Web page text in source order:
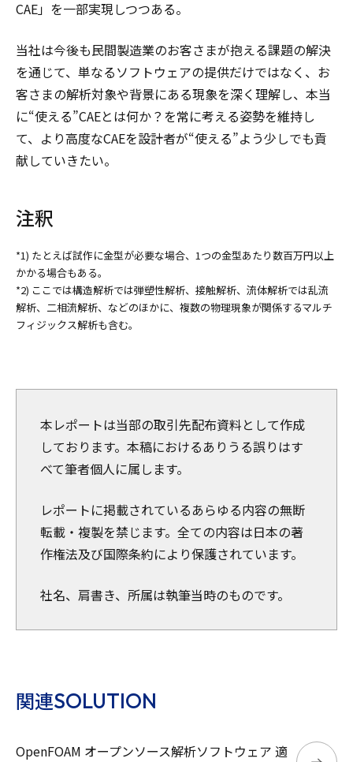
CAE」を一部実現しつつある。
当社は今後も民間製造業のお客さまが抱える課題の解決
を通じて、単なるソフトウェアの提供だけではなく、お
客さまの解析対象や背景にある現象を深く理解し、本当
に“使える”CAEとは何か？を常に考える姿勢を維持し
て、より高度なCAEを設計者が“使える”よう少しでも貢
献していきたい。
注釈
*1) たとえば試作に金型が必要な場合、1つの金型あたり数百万円以上
かかる場合もある。
*2) ここでは構造解析では弾塑性解析、接触解析、流体解析では乱流
解析、二相流解析、などのほかに、複数の物理現象が関係するマルチ
フィジックス解析も含む。
本レポートは当部の取引先配布資料として作成
しております。本稿におけるありうる誤りはす
べて筆者個人に属します。
レポートに掲載されているあらゆる内容の無断
転載・複製を禁じます。全ての内容は日本の著
作権法及び国際条約により保護されています。
社名、肩書き、所属は執筆当時のものです。
関連SOLUTION
OpenFOAM オープンソース解析ソフトウェア 適